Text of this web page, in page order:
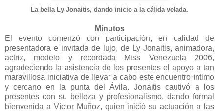
La bella Ly Jonaitis, dando inicio a la cálida velada.
Minutos
El evento comenzó con participación, en calidad de
presentadora e invitada de lujo, de Ly Jonaitis, animadora,
actriz, modelo y recordada Miss Venezuela 2006,
agradeciendo la asistencia de los presentes el apoyo a tan
maravillosa iniciativa de llevar a cabo este encuentro íntimo
y cercano en la punta del Ávila. Jonaitis cautivó a los
presentes con su belleza y profesionalismo, dando formal
bienvenida a Víctor Muñoz, quien inició su actuación a las